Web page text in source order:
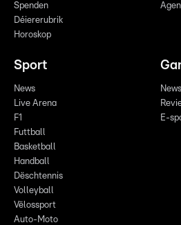
Spenden
Déiererubrik
Horoskop
Sport
News
Live Arena
F1
Futtball
Basketball
Handball
Dëschtennis
Volleyball
Vëlossport
Auto-Moto
News
E-